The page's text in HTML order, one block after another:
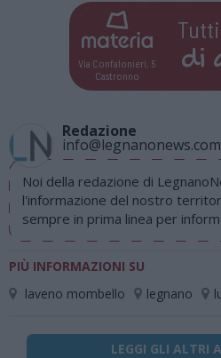
Via Confalonieri, 5
Castronno
di
Redazione
info@legnanonews.com
Noi della redazione di
l'informazione del nostro
sempre in prima linea per
PIÙ INFORMAZIONI SU
laveno mombello
legnano
LEGGI GLI ALTRI